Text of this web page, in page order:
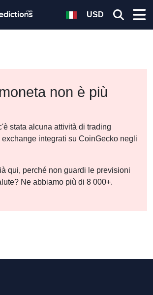
USD
non è più
stata alcuna attività di trading
integrati su CoinGecko negli
qui, perché non guardi le previsioni
Ne abbiamo più di 8 000+.